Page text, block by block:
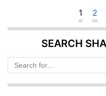
1 2
SEARCH